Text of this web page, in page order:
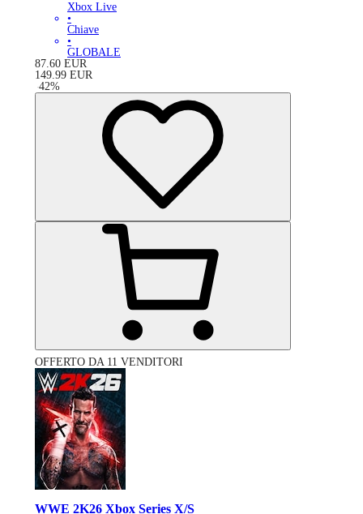
Xbox Live
•
Chiave
•
GLOBALE
87.60 EUR
149.99 EUR
-42%
OFFERTO DA 11 VENDITORI
WWE 2K26 Xbox Series X/S